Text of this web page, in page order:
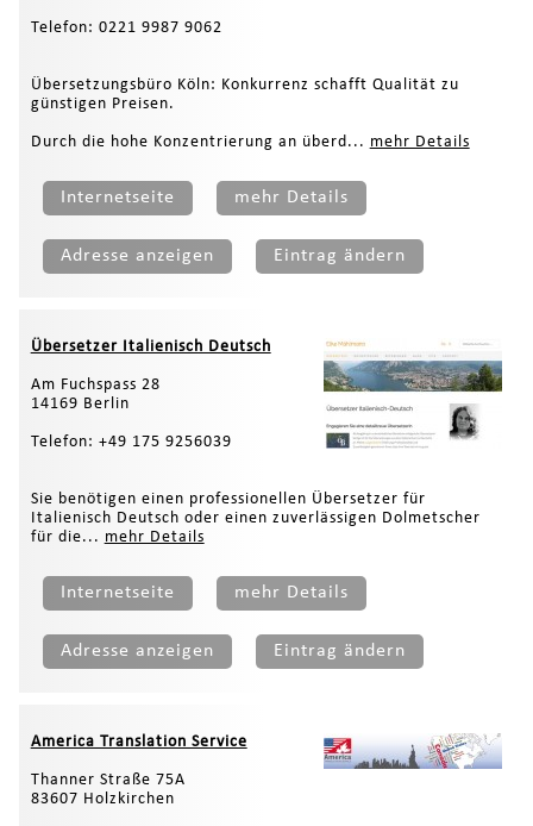
Telefon: 0221 9987 9062
Übersetzungsbüro Köln: Konkurrenz schafft Qualität zu
günstigen Preisen.
Durch die hohe Konzentrierung an überd... mehr Details
Internetseite mehr Details
Adresse anzeigen Eintrag ändern
Übersetzer Italienisch Deutsch
Am Fuchspass 28
14169 Berlin
Telefon: +49 175 9256039
Sie benötigen einen professionellen Übersetzer für
Italienisch Deutsch oder einen zuverlässigen Dolmetscher
für die... mehr Details
Internetseite mehr Details
Adresse anzeigen Eintrag ändern
America Translation Service
Thanner Straße 75A
83607 Holzkirchen